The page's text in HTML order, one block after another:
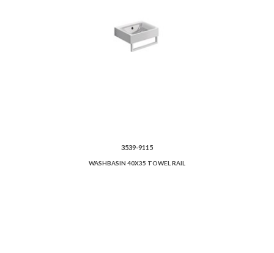
3539-9115
WASHBASIN 40X35 TOWEL RAIL